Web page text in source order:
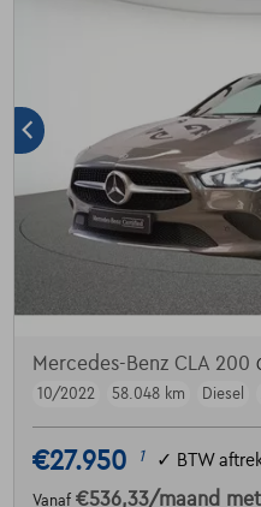
Mercedes-Benz CLA 200
10/2022
58.048 km Diesel
€27.950 1 ✓ BTW
Vanaf €536,33/maand